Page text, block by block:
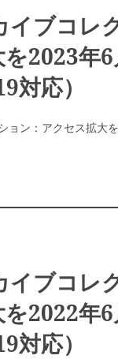
イブコレ
2023年
対応）
ョン：アクセス拡大
イブコレ
2022年
対応）